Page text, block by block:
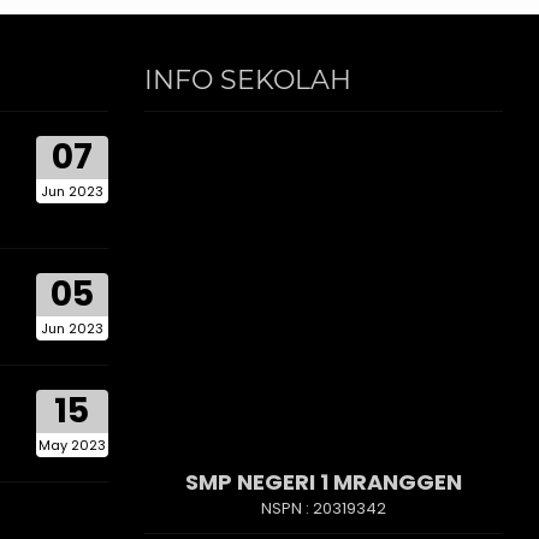
07
Jun 2023
05
Jun 2023
15
May 2023
INFO SEKOLAH
SMP NEGERI 1 MRANGGEN
NSPN : 20319342